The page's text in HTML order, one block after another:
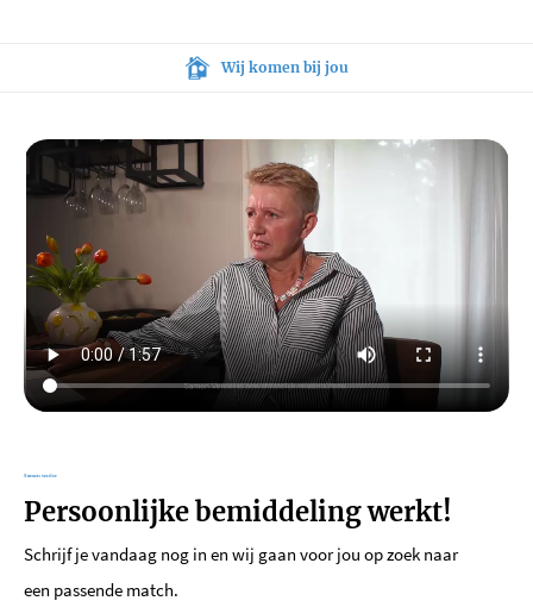
Deskundige en discrete persoonlijke bemiddeling
Wij komen bij jou
Wij bemiddelen voor alle gezindten
Slagingspercentage van meer dan 70%
Samen verder
Persoonlijke bemiddeling werkt!
Schrijf je vandaag nog in en wij gaan voor jou op zoek naar
een passende match.